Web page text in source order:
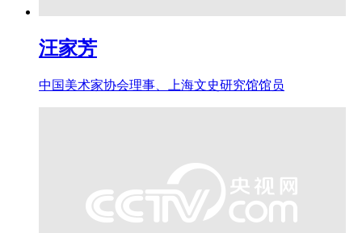
汪家芳
中国美术家协会理事、上海文史研究馆馆员